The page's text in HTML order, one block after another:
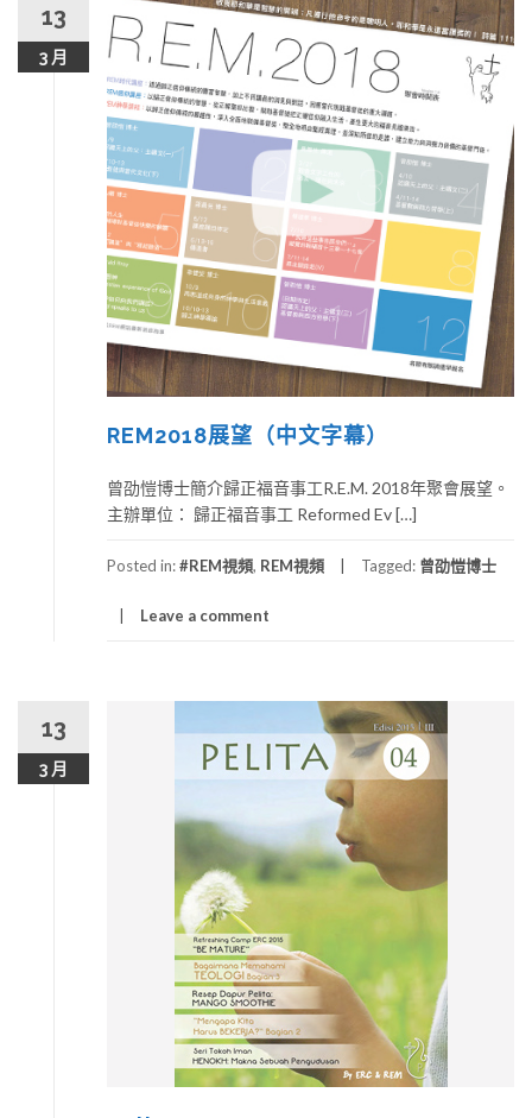
13
3 月
REM2018展望（中文字幕）
曾劭愷博士簡介歸正福音事工R.E.M. 2018年聚會展望。
主辦單位： 歸正福音事工 Reformed Ev […]
Posted in:#REM視頻, REM視頻 Tagged: 曾劭愷博士
Leave a comment
13
3 月